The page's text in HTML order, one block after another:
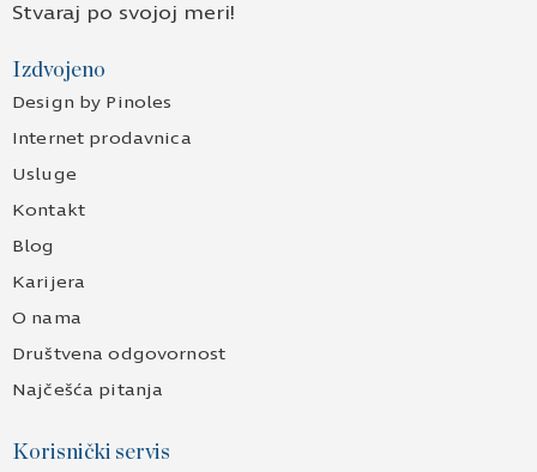
Stvaraj po svojoj meri!
Izdvojeno
Design by Pinoles
Internet prodavnica
Usluge
Kontakt
Blog
Karijera
O nama
Društvena odgovornost
Najčešća pitanja
Korisnički servis